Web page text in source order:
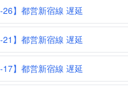
26】都営新宿線 遅延
21】都営新宿線 遅延
17】都営新宿線 遅延